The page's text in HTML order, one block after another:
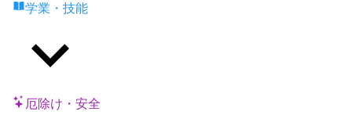
学業・技能
厄除け・安全